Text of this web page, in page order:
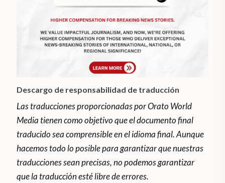
Descargo de responsabilidad de traducción
Las traducciones proporcionadas por Orato World
Media tienen como objetivo que el documento final
traducido sea comprensible en el idioma final. Aunque
hacemos todo lo posible para garantizar que nuestras
traducciones sean precisas, no podemos garantizar
que la traducción esté libre de errores.